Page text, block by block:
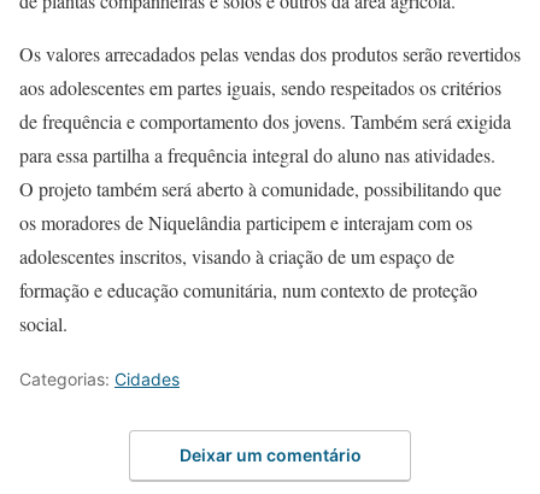
Os valores arrecadados pelas vendas dos produtos serão revertidos
aos adolescentes em partes iguais, sendo respeitados os critérios
de frequência e comportamento dos jovens. Também será exigida
para essa partilha a frequência integral do aluno nas atividades.
O projeto também será aberto à comunidade, possibilitando que
os moradores de Niquelândia participem e interajam com os
adolescentes inscritos, visando à criação de um espaço de
formação e educação comunitária, num contexto de proteção
social.
Categorias: Cidades
Deixar um comentário